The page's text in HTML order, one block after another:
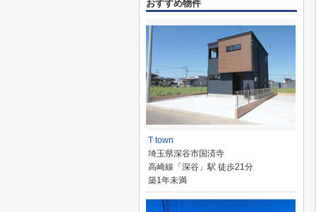
おすすめ物件
T town
埼玉県深谷市国済寺
高崎線「深谷」駅 徒歩21分
築1年未満